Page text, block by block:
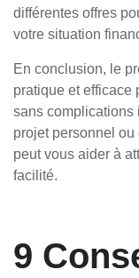
différentes offres
votre situation
En conclusion, le
pratique et efficace
sans complications
projet personnel
peut vous aider à
facilité.
9